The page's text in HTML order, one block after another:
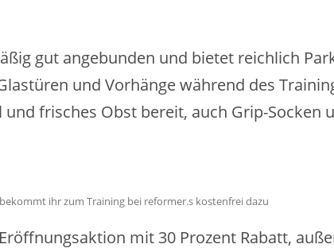
gut angebunden und bietet reichlich
und Vorhänge während des
frisches Obst bereit, auch Grip-
ihr zum Training bei reformer.s kostenfrei dazu
mit 30 Prozent Rabatt,